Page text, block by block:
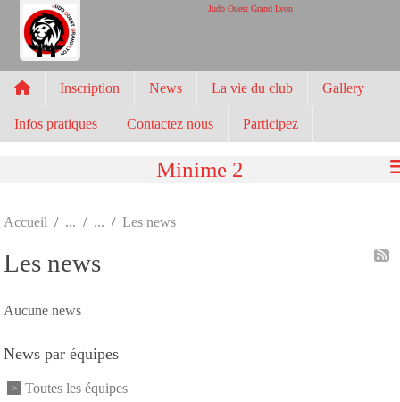
Judo Ouest Grand Lyon
Inscription News La vie du club Gallery
Infos pratiques Contactez nous Participez
Minime 2
Accueil Les news
Les news
Aucune news
News par équipes
Toutes les équipes
Panneau de gestion des cookies